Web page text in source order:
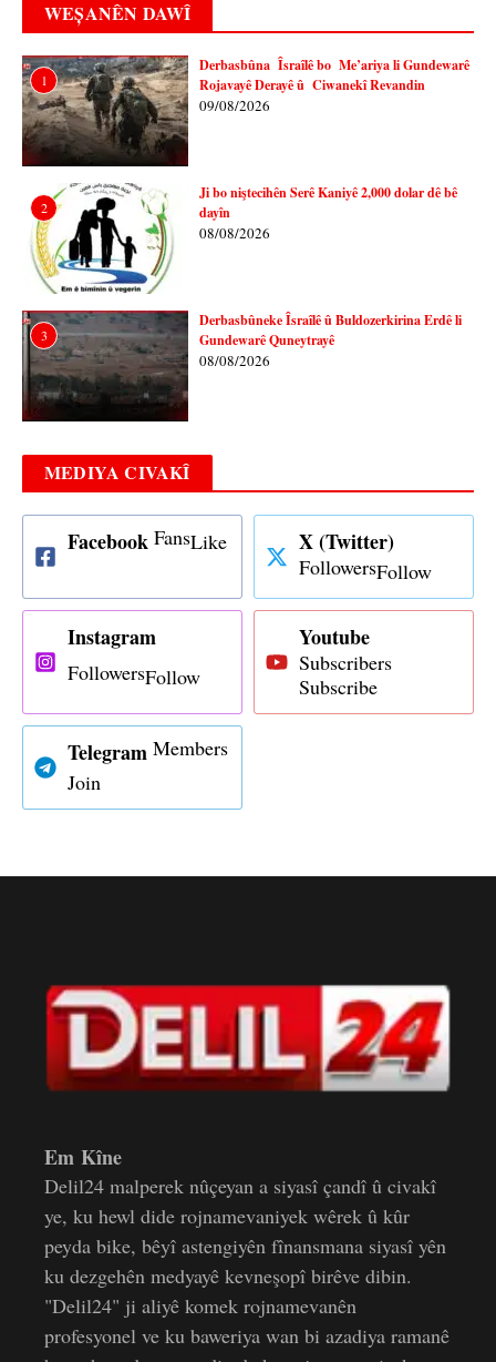
WEȘANÊN DAWÎ
1
Derbasbûna Îsraîlê bo Me’ariya li Gundewarê
Rojavayê Derayê û Ciwanekî Revandin
09/08/2026
2
Ji bo niştecihên Serê Kaniyê 2,000 dolar dê bê
dayîn
08/08/2026
3
Derbasbûneke Îsraîlê û Buldozerkirina Erdê li
Gundewarê Quneytrayê
08/08/2026
MEDIYA CIVAKÎ
Facebook FansLike X (Twitter)
FollowersFollow
Instagram
FollowersFollow
Youtube
Subscribers
Subscribe
Telegram Members
Join
Em Kîne
Delil24 malperek nûçeyan a siyasî çandî û civakî
ye, ku hewl dide rojnamevaniyek wêrek û kûr
peyda bike, bêyî astengiyên fînansmana siyasî yên
ku dezgehên medyayê kevneşopî birêve dibin.
"Delil24" ji aliyê komek rojnamevanên
profesyonel ve ku baweriya wan bi azadiya ramanê